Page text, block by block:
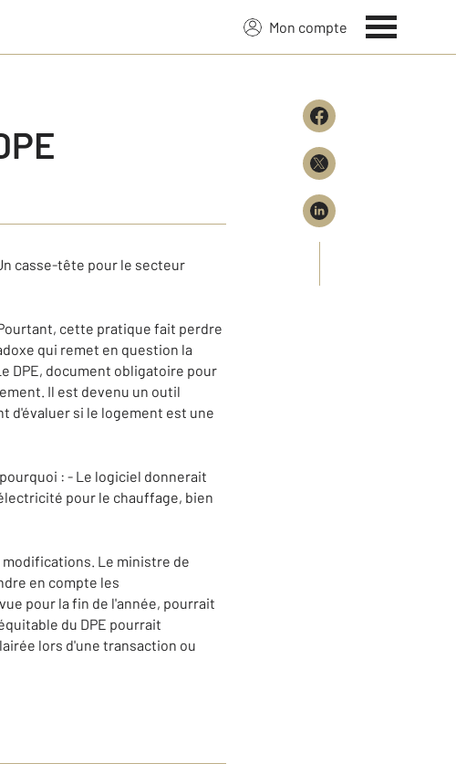
Mon compte
casse-tête pour le secteur
cette pratique fait perdre
qui remet en question la
DPE, document obligatoire pour
Il est devenu un outil
d'évaluer si le logement est une
: - Le logiciel donnerait
pour le chauffage, bien
Le ministre de
en compte les
pour la fin de l'année, pourrait
du DPE pourrait
lors d'une transaction ou